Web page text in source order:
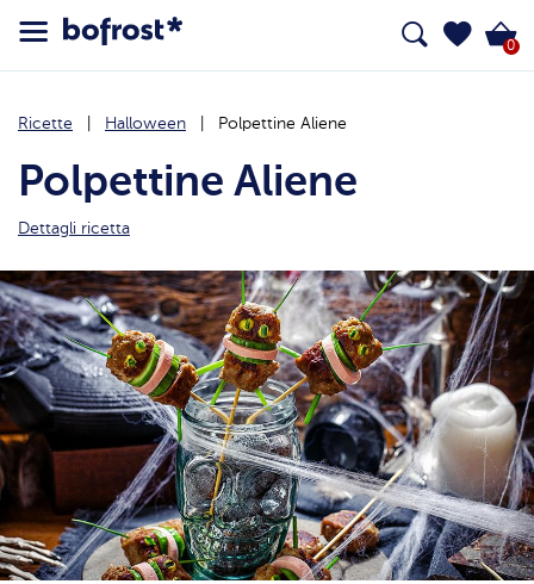
0
Ricette Halloween Polpettine Aliene
Polpettine Aliene
Dettagli ricetta